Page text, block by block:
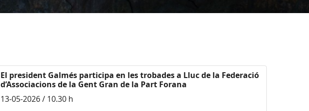
El president Galmés participa en les trobades a Lluc de la Federació
d’Associacions de la Gent Gran de la Part Forana
13-05-2026 / 10.30 h